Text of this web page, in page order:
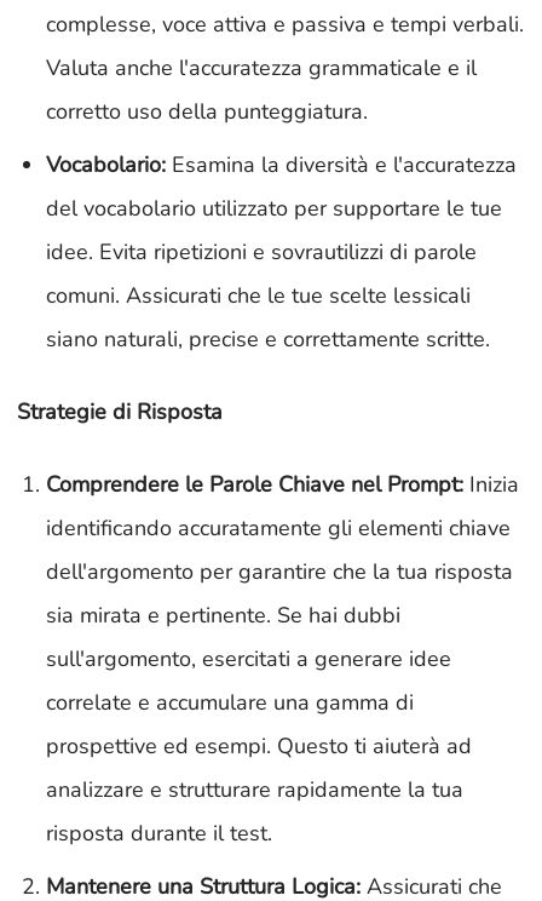
complesse, voce attiva e passiva e tempi verbali.
Valuta anche l'accuratezza grammaticale e il
corretto uso della punteggiatura.
Vocabolario: Esamina la diversità e l'accuratezza
del vocabolario utilizzato per supportare le tue
idee. Evita ripetizioni e sovrautilizzi di parole
comuni. Assicurati che le tue scelte lessicali
siano naturali, precise e correttamente scritte.
Strategie di Risposta
Comprendere le Parole Chiave nel Prompt: Inizia
identificando accuratamente gli elementi chiave
dell'argomento per garantire che la tua risposta
sia mirata e pertinente. Se hai dubbi
sull'argomento, esercitati a generare idee
correlate e accumulare una gamma di
prospettive ed esempi. Questo ti aiuterà ad
analizzare e strutturare rapidamente la tua
risposta durante il test.
Mantenere una Struttura Logica: Assicurati che